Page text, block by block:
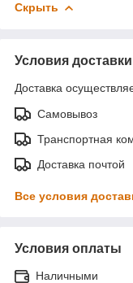
Скрыть
Условия доставки
Доставка
Самовывоз
Транспортная
Доставка почтой
Все условия
Условия оплаты
Наличными